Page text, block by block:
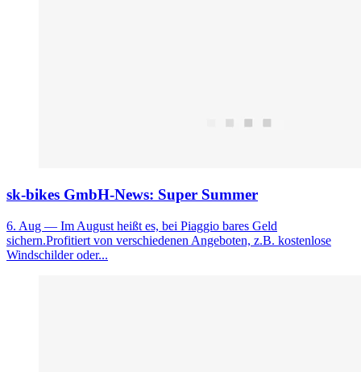
sk-bikes GmbH-News: Super Summer
6. Aug — Im August heißt es, bei Piaggio bares Geld
sichern.Profitiert von verschiedenen Angeboten, z.B. kostenlose
Windschilder oder...